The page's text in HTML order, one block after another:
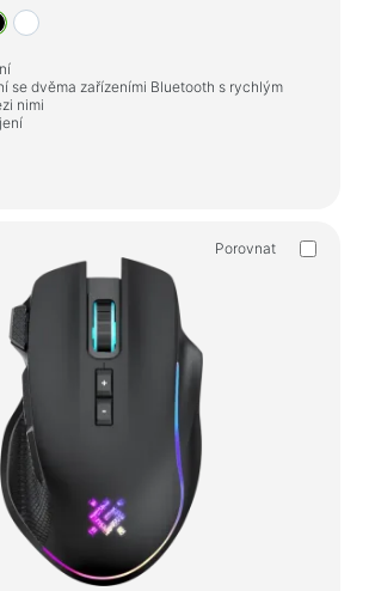
se dvěma zařízeními Bluetooth s rychlým
nimi
Porovnat